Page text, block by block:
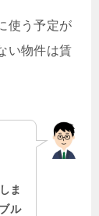
使う予定が
い物件は賃
ま
ル